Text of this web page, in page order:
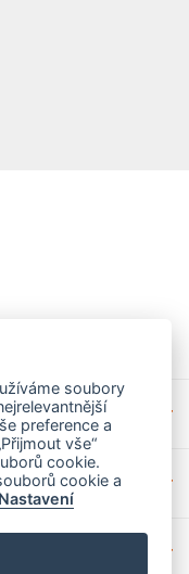
soubory
preference a
vše“
cookie.
cookie a
Nastavení